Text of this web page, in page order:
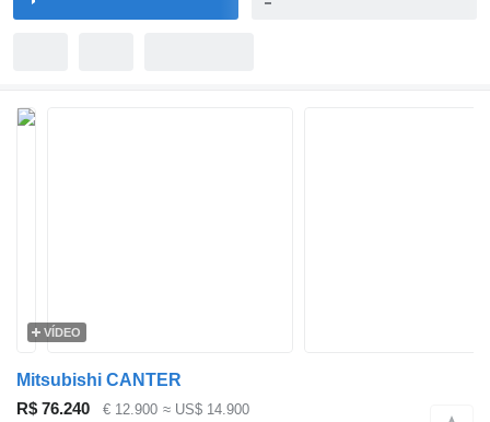
VÍDEO
Mitsubishi CANTER
R$ 76.240
€ 12.900 ≈ US$ 14.900